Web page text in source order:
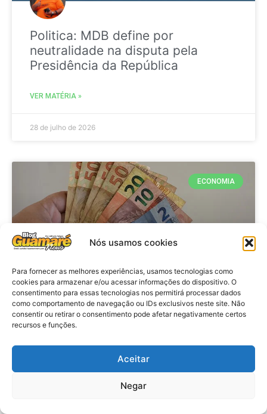
Nós usamos cookies
Para fornecer as melhores experiências, usamos tecnologias como
cookies para armazenar e/ou acessar informações do dispositivo. O
consentimento para essas tecnologias nos permitirá processar dados
como comportamento de navegação ou IDs exclusivos neste site. Não
consentir ou retirar o consentimento pode afetar negativamente certos
recursos e funções.
Aceitar
Negar
Politica: MDB define por
neutralidade na disputa pela
Presidência da República
VER MATÉRIA »
28 de julho de 2026
ECONOMIA
Economia: Beneficiários com NIS
de final 7 recebem Bolsa Família
de julho